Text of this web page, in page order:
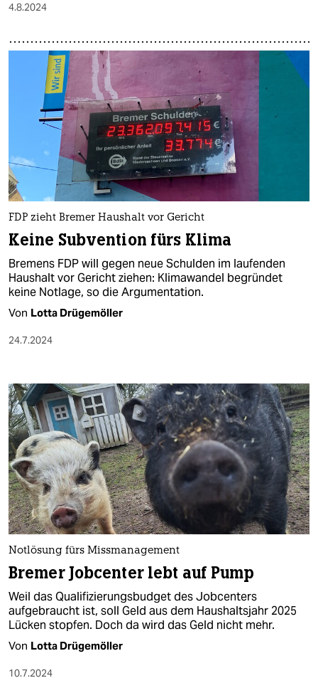
4.8.2024
FDP zieht Bremer Haushalt vor Gericht
Keine Subvention fürs Klima
Bremens FDP will gegen neue Schulden im laufenden
Haushalt vor Gericht ziehen: Klimawandel begründet
keine Notlage, so die Argumentation.
Von Lotta Drügemöller
24.7.2024
Notlösung fürs Missmanagement
Bremer Jobcenter lebt auf Pump
Weil das Qualifizierungsbudget des Jobcenters
aufgebraucht ist, soll Geld aus dem Haushaltsjahr 2025
Lücken stopfen. Doch da wird das Geld nicht mehr.
Von Lotta Drügemöller
10.7.2024